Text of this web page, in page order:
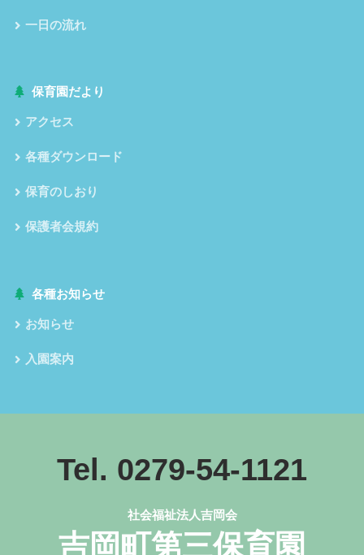
一日の流れ
保育園だより
アクセス
各種ダウンロード
保育のしおり
保護者会規約
各種お知らせ
お知らせ
入園案内
Tel. 0279-54-1121
社会福祉法人吉岡会
吉岡町第三保育園